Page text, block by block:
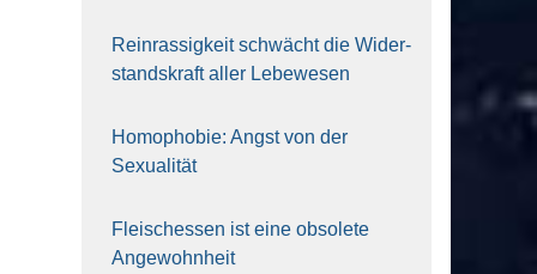
Rein­ras­sig­keit schwächt die Wider­
stands­kraft aller Lebe­we­sen
Homo­pho­bie: Angst von der
Sexua­li­tät
Fleisch­essen ist eine obso­le­te
An‍ge‍wohn‍heit